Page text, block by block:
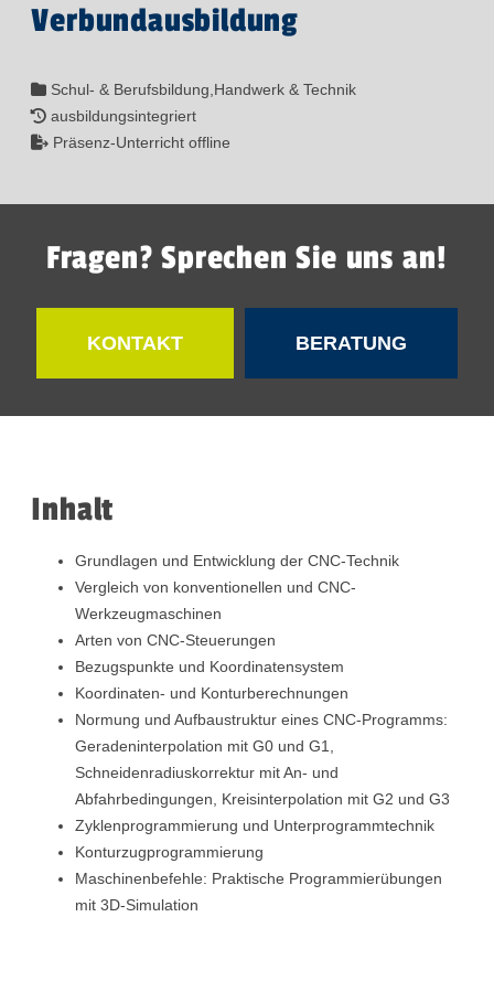
Verbundausbildung
Schul- & Berufsbildung,Handwerk & Technik
ausbildungsintegriert
Präsenz-Unterricht offline
Fragen? Sprechen Sie uns an!
KONTAKT BERATUNG
Inhalt
Grundlagen und Entwicklung der CNC-Technik
Vergleich von konventionellen und CNC-
Werkzeugmaschinen
Arten von CNC-Steuerungen
Bezugspunkte und Koordinatensystem
Koordinaten- und Konturberechnungen
Normung und Aufbaustruktur eines CNC-Programms:
Geradeninterpolation mit G0 und G1,
Schneidenradiuskorrektur mit An- und
Abfahrbedingungen, Kreisinterpolation mit G2 und G3
Zyklenprogrammierung und Unterprogrammtechnik
Konturzugprogrammierung
Maschinenbefehle: Praktische Programmierübungen
mit 3D-Simulation